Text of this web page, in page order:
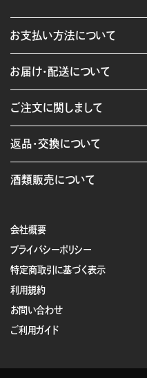
会社概要
プライバシーポリシー
特定商取引に基づく表示
利用規約
お問い合わせ
ご利用ガイド
お支払い方法について
お届け・配送について
ご注文に関しまして
返品・交換について
酒類販売について